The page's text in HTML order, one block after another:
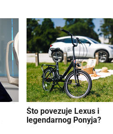
Što povezuje Lexus i
legendarnog Ponyja?